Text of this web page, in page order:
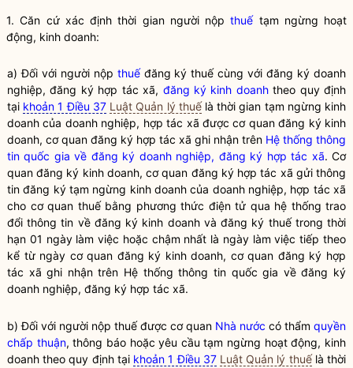
1. Căn cứ xác định thời gian người nộpthuếtạm ngừng hoạt
động, kinh doanh:
a) Đối với người nộp thuếđăng kýthuếcùng với đăng ký doanh
nghiệp, đăng ký hợp tác xã, đăng ký kinh doanhtheo quy định
tại khoản 1 Điều 37 Luật Quản lý thuếlà thời gian tạm ngừng kinh
doanh của doanh nghiệp, hợp tác xã được cơ quanđăng ký kinh
doanh, cơ quan đăng ký hợp tác xã ghi nhận trên Hệ thống thông
tin quốc gia về đăng ký doanh nghiệp, đăng ký hợp tác xã. Cơ
quanđăng ký kinh doanh, cơ quan đăng ký hợp tác xã gửi thông
tin đăng ký tạm ngừng kinh doanh của doanh nghiệp, hợp tác xã
cho cơ quan thuếbằng phương thức điện tử qua hệ thống trao
đổi thông tin về đăng ký kinh doanhvà đăng ký thuếtrong thời
hạn 01 ngày làm việc hoặc chậm nhất là ngày làm việc tiếp theo
kể từ ngày cơ quan đăng ký kinh doanh, cơ quan đăng ký hợp
tác xã ghi nhận trên Hệ thống thông tin quốc gia về đăng ký
doanh nghiệp, đăng ký hợp tác xã.
b) Đối với người nộp thuế được cơ quan Nhà nước có thẩm quyền
chấp thuận, thông báo hoặc yêu cầu tạm ngừng hoạt động, kinh
doanh theo quy định tại khoản 1 Điều 37 Luật Quản lý thuếlà thời